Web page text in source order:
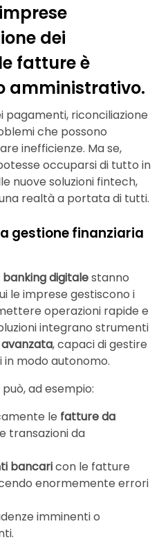
dei
fatture è
amministrativo.
pagamenti, riconciliazione
che possono
inefficienze. Ma se,
occuparsi di tutto in
nuove soluzioni fintech,
realtà a portata di tutti.
gestione finanziaria
banking digitalestanno
le imprese gestiscono i
operazioni rapide e
integrano strumenti
, capaci di gestire
modo autonomo.
ad esempio:
le fatture da
transazioni da
bancaricon le fatture
enormemente errori
imminenti o